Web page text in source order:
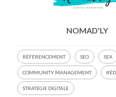
NOMAD'LY
RÉFÉRENCEMENT SEO SEA
COMMUNITY MANAGEMENT
STRATÉGIE DIGITALE